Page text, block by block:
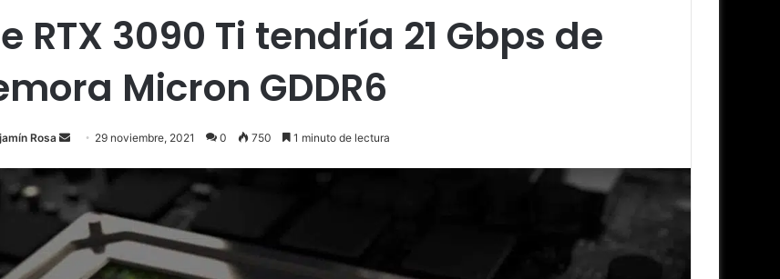
RTX 3090 Ti tendría 21 Gbps de
Micron GDDR6
Rosa
Send
email
29 noviembre, 2021 0 750 1 minuto de lectura